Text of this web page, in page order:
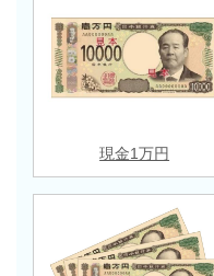
現金1万円